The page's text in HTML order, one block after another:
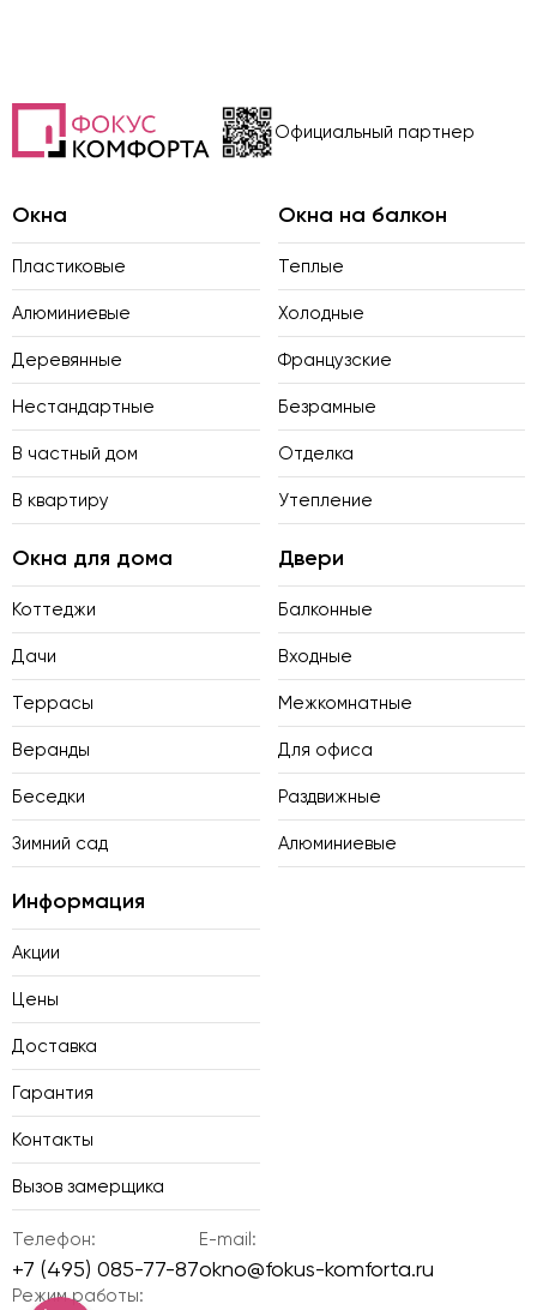
Официальный партнер
Окна
Пластиковые
Алюминиевые
Деревянные
Нестандартные
В частный дом
В квартиру
Окна на балкон
Теплые
Холодные
Французские
Безрамные
Отделка
Утепление
Окна для дома
Коттеджи
Дачи
Террасы
Веранды
Беседки
Зимний сад
Двери
Балконные
Входные
Межкомнатные
Для офиса
Раздвижные
Алюминиевые
Информация
Акции
Цены
Доставка
Гарантия
Контакты
Вызов замерщика
Телефон:
+7 (495) 085-77-87
E-mail:
okno@fokus-komforta.ru
Режим работы: